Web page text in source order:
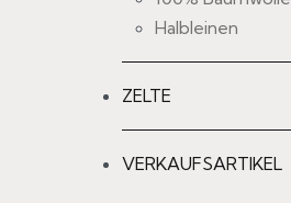
Halbleinen
ZELTE
VERKAUFSARTIKEL